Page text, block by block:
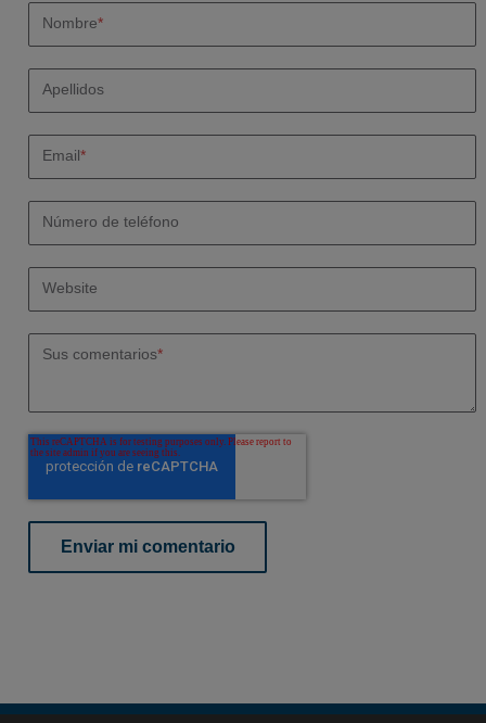
Nombre*
Apellidos
Email*
Número de teléfono
Website
Sus comentarios*